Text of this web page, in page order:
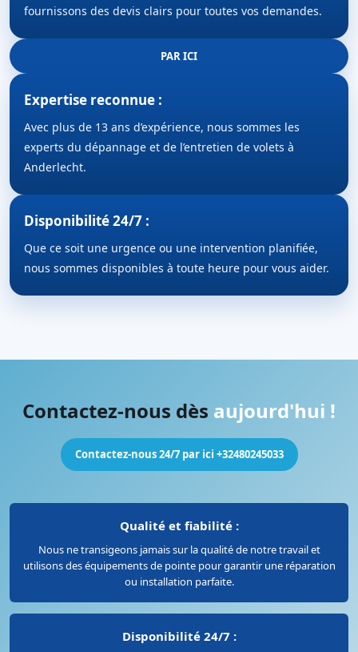
fournissons des devis clairs pour toutes vos demandes.
PAR ICI
Expertise reconnue :
Avec plus de 13 ans d’expérience, nous sommes les
experts du dépannage et de l’entretien de volets à
Anderlecht.
Disponibilité 24/7 :
Que ce soit une urgence ou une intervention planifiée,
nous sommes disponibles à toute heure pour vous aider.
Contactez-nous dès aujourd'hui !
Contactez-nous 24/7 par ici +32480245033
Qualité et fiabilité :
Nous ne transigeons jamais sur la qualité de notre travail et
utilisons des équipements de pointe pour garantir une réparation
ou installation parfaite.
Disponibilité 24/7 :